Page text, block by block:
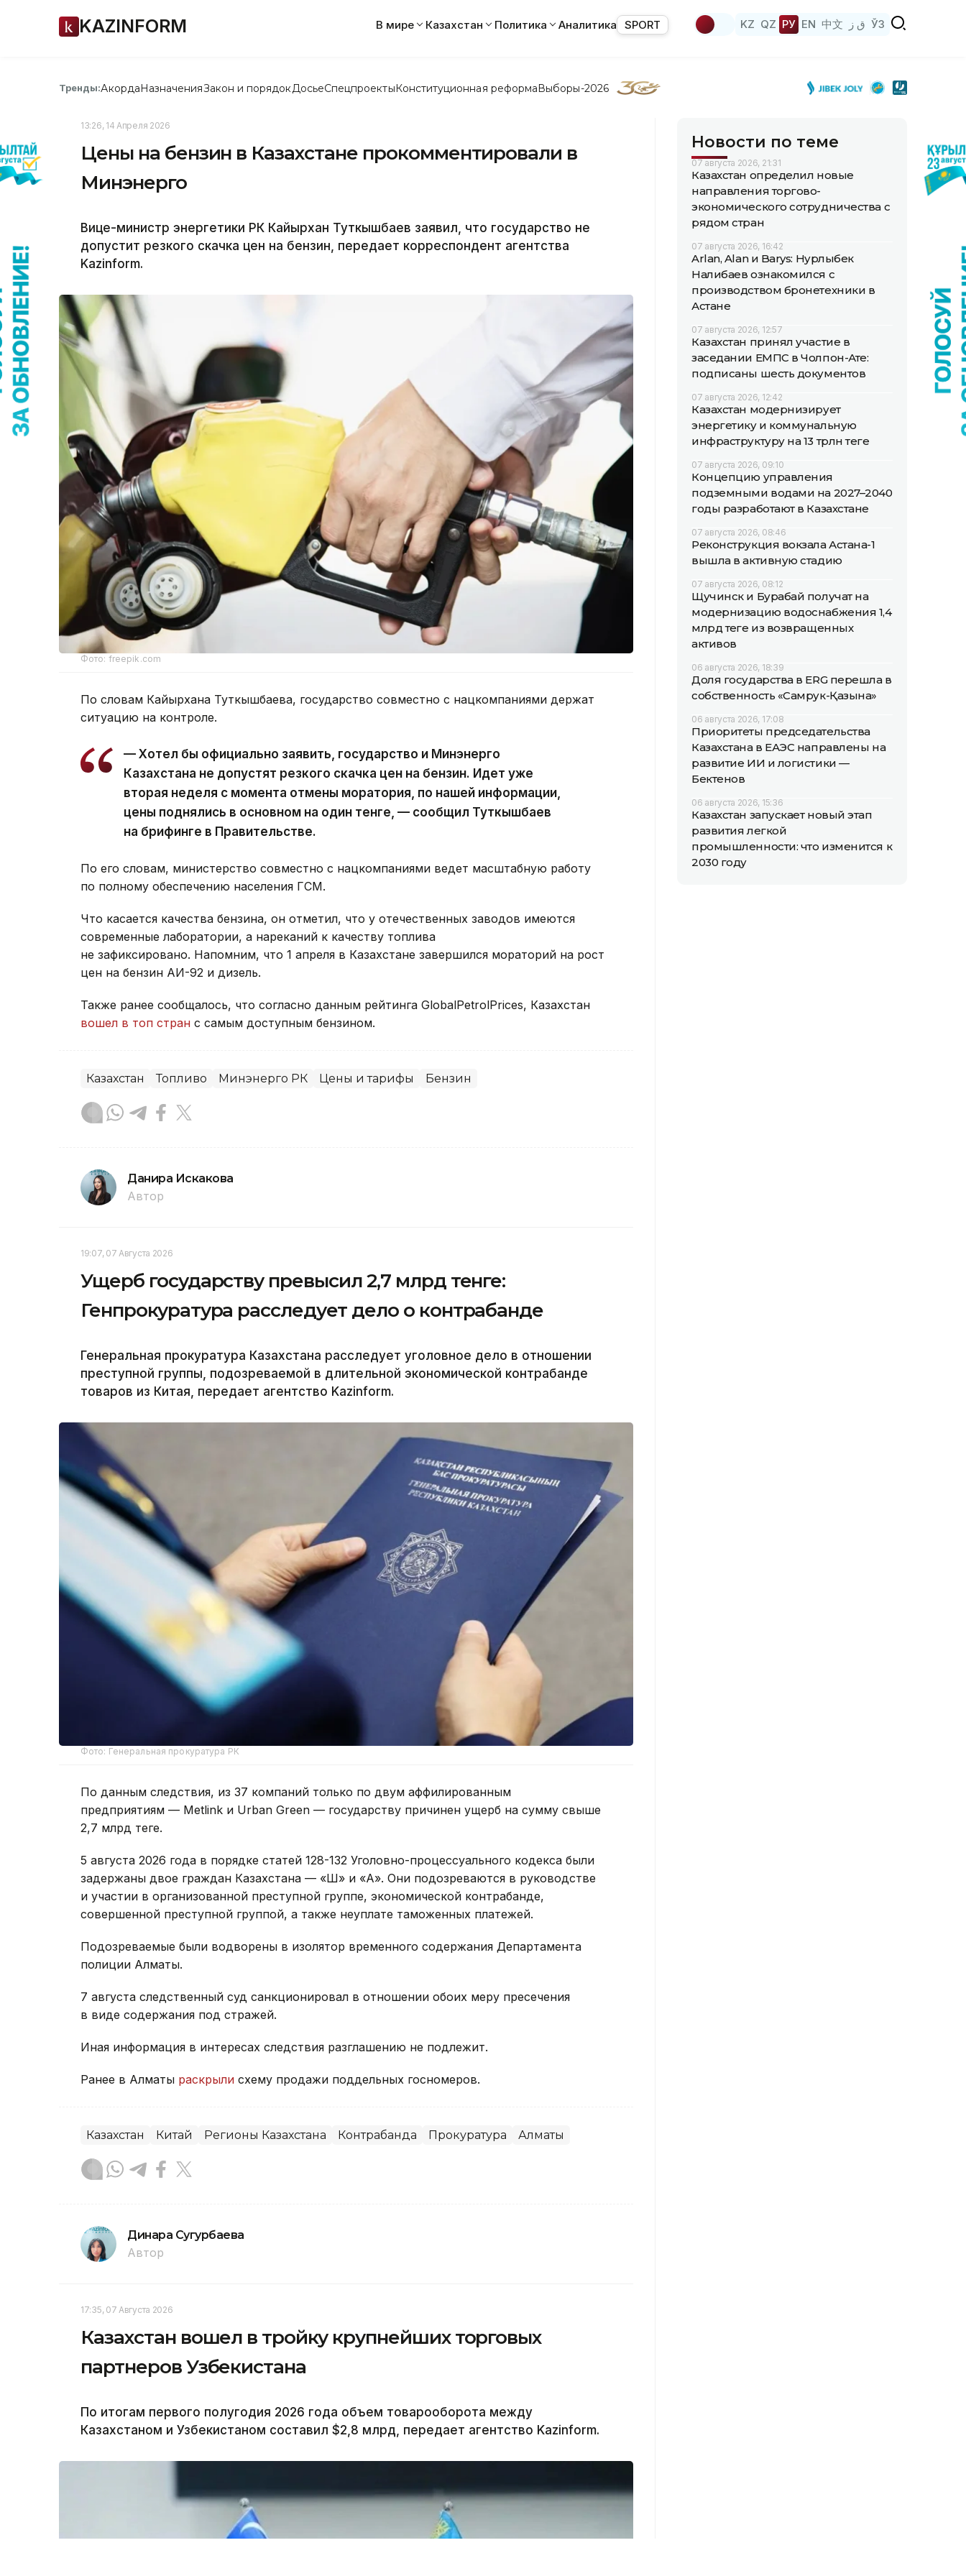
KAZINFORM В мире Казахстан Политика Аналитика SPORT KZ QZ РУ EN 中文 ق ز ЎЗ
Тренды:АкордаНазначенияЗакон и порядок ДосьеСпецпроектыКонституционная реформаВыборы-2026
13:26, 14 Апреля 2026
Цены на бензин в Казахстане прокомментировали в
Минэнерго
Вице-министр энергетики РК Кайырхан Туткышбаев заявил, что государство не
допустит резкого скачка цен на бензин, передает корреспондент агентства
Kazinform.
Фото: freepik.com
По словам Кайырхана Туткышбаева, государство совместно с нацкомпаниями держат
ситуацию на контроле.
— Хотел бы официально заявить, государство и Минэнерго
Казахстана не допустят резкого скачка цен на бензин. Идет уже
вторая неделя с момента отмены моратория, по нашей информации,
цены поднялись в основном на один тенге, — сообщил Туткышбаев
на брифинге в Правительстве.
По его словам, министерство совместно с нацкомпаниями ведет масштабную работу
по полному обеспечению населения ГСМ.
Что касается качества бензина, он отметил, что у отечественных заводов имеются
современные лаборатории, а нареканий к качеству топлива
не зафиксировано. Напомним, что 1 апреля в Казахстане завершился мораторий на рост
цен на бензин АИ-92 и дизель.
Также ранее сообщалось, что согласно данным рейтинга GlobalPetrolPrices, Казахстан
вошел в топ стран с самым доступным бензином.
Казахстан Топливо Минэнерго РК Цены и тарифы Бензин
Данира Искакова
Автор
19:07, 07 Августа 2026
Ущерб государству превысил 2,7 млрд тенге:
Генпрокуратура расследует дело о контрабанде
Генеральная прокуратура Казахстана расследует уголовное дело в отношении
преступной группы, подозреваемой в длительной экономической контрабанде
товаров из Китая, передает агентство Kazinform.
Фото: Генеральная прокуратура РК
По данным следствия, из 37 компаний только по двум аффилированным
предприятиям — Metlink и Urban Green — государству причинен ущерб на сумму свыше
2,7 млрд теңге.
5 августа 2026 года в порядке статей 128-132 Уголовно-процессуального кодекса были
задержаны двое граждан Казахстана — «Ш» и «А». Они подозреваются в руководстве
и участии в организованной преступной группе, экономической контрабанде,
совершенной преступной группой, а также неуплате таможенных платежей.
Подозреваемые были водворены в изолятор временного содержания Департамента
полиции Алматы.
7 августа следственный суд санкционировал в отношении обоих меру пресечения
в виде содержания под стражей.
Иная информация в интересах следствия разглашению не подлежит.
Ранее в Алматы раскрыли схему продажи поддельных госномеров.
Казахстан Китай Регионы Казахстана Контрабанда Прокуратура Алматы
Динара Сугурбаева
Автор
17:35, 07 Августа 2026
Казахстан вошел в тройку крупнейших торговых
партнеров Узбекистана
По итогам первого полугодия 2026 года объем товарооборота между
Казахстаном и Узбекистаном составил $2,8 млрд, передает агентство Kazinform.
Новости по теме
07 августа 2026, 21:31
Казахстан определил новые
направления торгово-
экономического сотрудничества с
рядом стран
07 августа 2026, 16:42
Arlan, Alan и Barys: Нурлыбек
Налибаев ознакомился с
производством бронетехники в
Астане
07 августа 2026, 12:57
Казахстан принял участие в
заседании ЕМПС в Чолпон-Ате:
подписаны шесть документов
07 августа 2026, 12:42
Казахстан модернизирует
энергетику и коммунальную
инфраструктуру на 13 трлн теңге
07 августа 2026, 09:10
Концепцию управления
подземными водами на 2027–2040
годы разработают в Казахстане
07 августа 2026, 08:46
Реконструкция вокзала Астана-1
вышла в активную стадию
07 августа 2026, 08:12
Щучинск и Бурабай получат на
модернизацию водоснабжения 1,4
млрд теңге из возвращенных
активов
06 августа 2026, 18:39
Доля государства в ERG перешла в
собственность «Самрук-Қазына»
06 августа 2026, 17:08
Приоритеты председательства
Казахстана в ЕАЭС направлены на
развитие ИИ и логистики —
Бектенов
06 августа 2026, 15:36
Казахстан запускает новый этап
развития легкой
промышленности: что изменится к
2030 году